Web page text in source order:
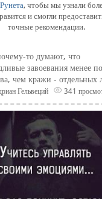
, чтобы мы узнали
и смогли
точные рекомендации.
то думают, что
завоевания менее
чем кражи - отдельных
Гельвеций 341